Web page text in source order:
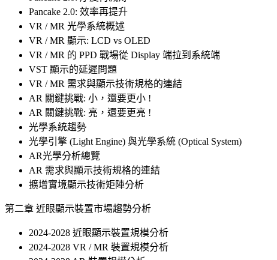
Pancake 2.0: 效率再提升
VR / MR 光學系統概述
VR / MR 顯示: LCD vs OLED
VR / MR 的 PPD 戰場從 Display 端拉到系統端
VST 顯示的延遲問題
VR / MR 需求與顯示技術規格的連結
AR 關鍵挑戰: 小，還要更小 !
AR 關鍵挑戰: 亮，還要更亮 !
光學系統趨勢
光學引擎 (Light Engine) 與光學系統 (Optical System)
AR光學分析總覽
AR 需求與顯示技術規格的連結
擴增實境顯示技術矩陣分析
第二章 近眼顯示裝置市場趨勢分析
2024-2028 近眼顯示裝置規模分析
2024-2028 VR / MR 裝置規模分析